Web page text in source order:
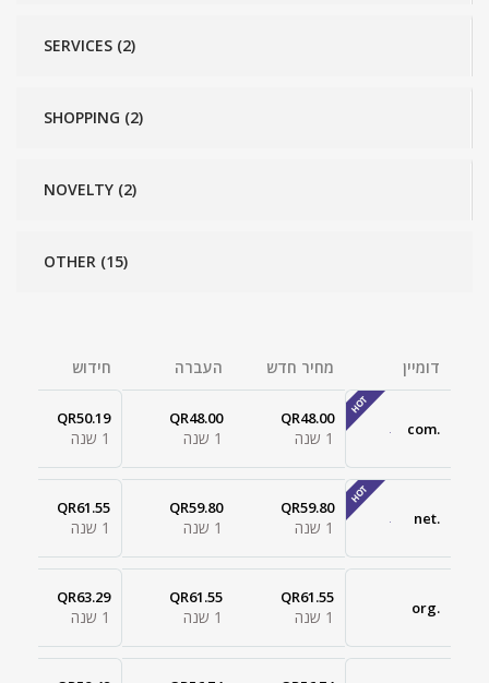
SERVICES (2)
SHOPPING (2)
NOVELTY (2)
OTHER (15)
דומיין מחיר חדש העברה חידוש
.com
QR48.00
1 שנה
QR48.00
1 שנה
QR50.19
1 שנה
.net
QR59.80
1 שנה
QR59.80
1 שנה
QR61.55
1 שנה
.org
QR61.55
1 שנה
QR61.55
1 שנה
QR63.29
1 שנה